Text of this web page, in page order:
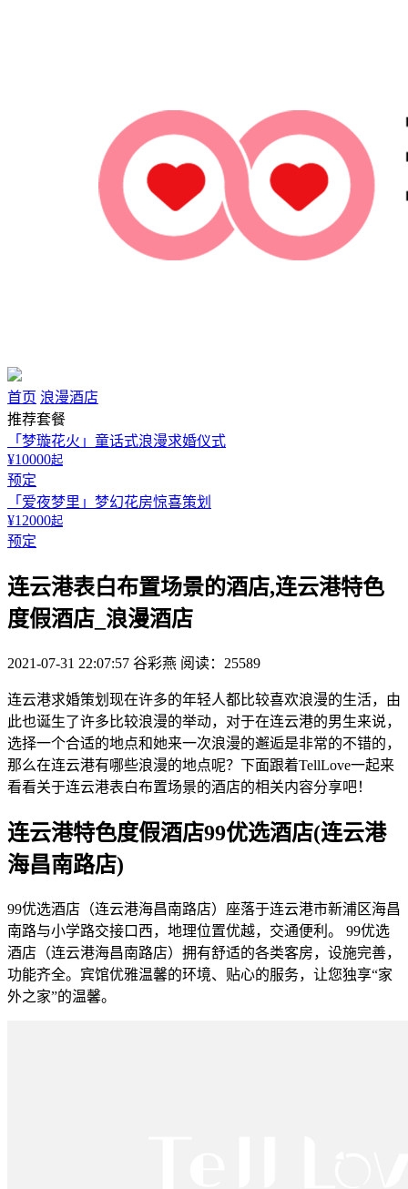
首页 浪漫酒店
推荐套餐
「梦璇花火」童话式浪漫求婚仪式
¥10000起
预定
「爱夜梦里」梦幻花房惊喜策划
¥12000起
预定
连云港表白布置场景的酒店,连云港特色
度假酒店_浪漫酒店
2021-07-31 22:07:57 谷彩燕 阅读：25589
连云港求婚策划现在许多的年轻人都比较喜欢浪漫的生活，由
此也诞生了许多比较浪漫的举动，对于在连云港的男生来说，
选择一个合适的地点和她来一次浪漫的邂逅是非常的不错的，
那么在连云港有哪些浪漫的地点呢？下面跟着TellLove一起来
看看关于连云港表白布置场景的酒店的相关内容分享吧！
连云港特色度假酒店99优选酒店(连云港
海昌南路店)
99优选酒店（连云港海昌南路店）座落于连云港市新浦区海昌
南路与小学路交接口西，地理位置优越，交通便利。 99优选
酒店（连云港海昌南路店）拥有舒适的各类客房，设施完善，
功能齐全。宾馆优雅温馨的环境、贴心的服务，让您独享“家
外之家”的温馨。